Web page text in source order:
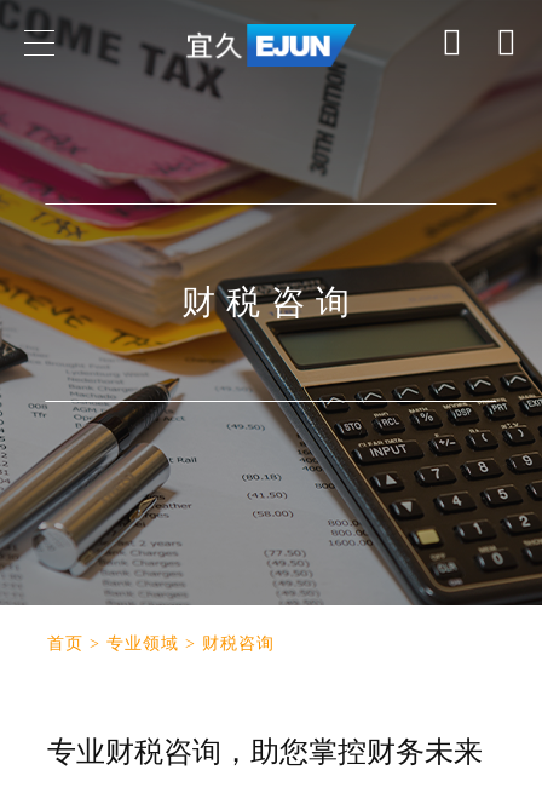
财税咨询
首页 > 专业领域 > 财税咨询
专业财税咨询，助您掌控财务未来
专业领域
业务领域
行业领域
国家
了解我们的专业领域